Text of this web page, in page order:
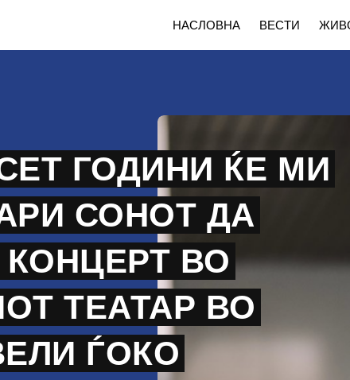
НАСЛОВНА ВЕСТИ
ГОДИНИ ЌЕ МИ
СОНОТ ДА
ВО
ТЕАТАР ВО
ЃОКО